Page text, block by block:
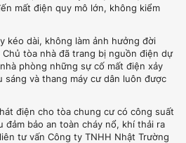
mất điện quy mô lớn, không kiểm
kéo dài, không làm ảnh hưởng đời
tòa nhà đã trang bị nguồn điện dự
phòng những sự cố mất điện xảy
sáng và thang máy cư dân luôn được
điện cho tòa chung cư có công suất
đảm bảo an toàn cháy nổ, khí thải ra
tư vấn Công ty TNHH Nhật Trường